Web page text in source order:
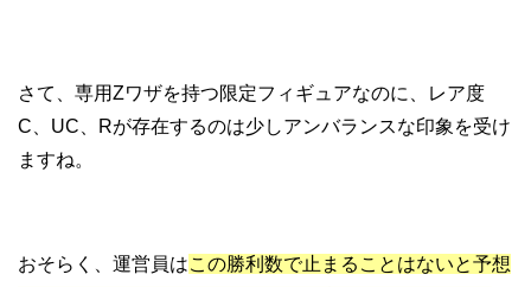
さて、専用Zワザを持つ限定フィギュアなのに、レア度
C、UC、Rが存在するのは少しアンバランスな印象を受け
ますね。
おそらく、運営員はこの勝利数で止まることはないと予想